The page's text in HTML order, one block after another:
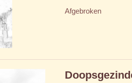
Afgebroken